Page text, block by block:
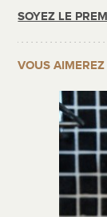
SOYEZ LE
VOUS